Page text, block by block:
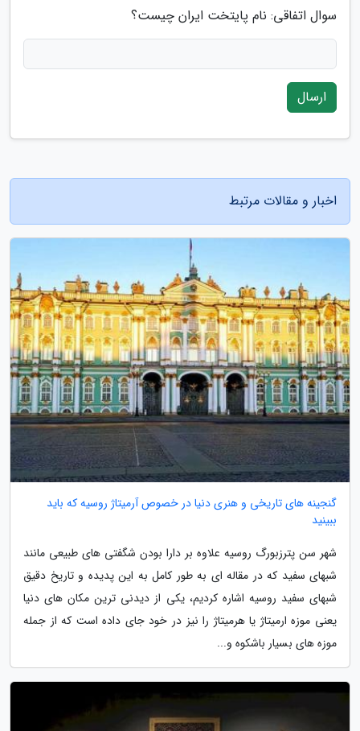
سوال اتفاقی: نام پایتخت ایران چیست؟
ارسال
اخبار و مقالات مرتبط
گنجینه های تاریخی و هنری دنیا در خصوص آرمیتاژ روسیه که باید
ببینید
شهر سن پترزبورگ روسیه علاوه بر دارا بودن شگفتی های طبیعی مانند
شبهای سفید که در مقاله ای به طور کامل به این پدیده و تاریخ دقیق
شبهای سفید روسیه اشاره کردیم، یکی از دیدنی ترین مکان های دنیا
یعنی موزه ارمیتاژ یا هرمیتاژ را نیز در خود جای داده است که از جمله
موزه های بسیار باشکوه و...